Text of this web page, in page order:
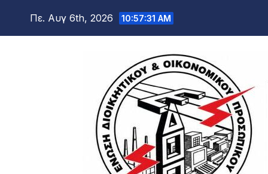
Πε. Αυγ 6th, 2026 10:57:32 AM